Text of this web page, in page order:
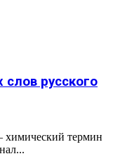
русского
химический термин